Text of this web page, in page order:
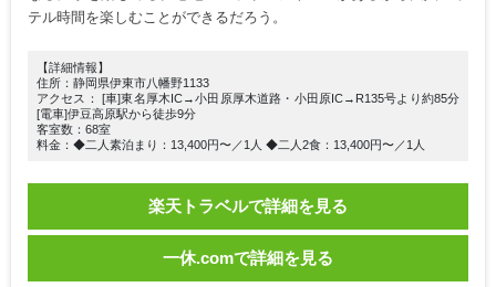
テル時間を楽しむことができるだろう。
【詳細情報】
住所：静岡県伊東市八幡野1133
アクセス： [車]東名厚木IC→小田原厚木道路・小田原IC→R135号より約85分
[電車]伊豆高原駅から徒歩9分
客室数：68室
料金：◆二人素泊まり：13,400円〜／1人 ◆二人2食：13,400円〜／1人
楽天トラベルで詳細を見る
一休.comで詳細を見る